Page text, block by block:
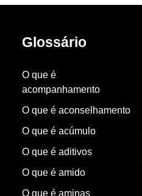
Glossário
O que é
acompanhamento
O que é aconselhamento
O que é acúmulo
O que é aditivos
O que é amido
O que é aminas